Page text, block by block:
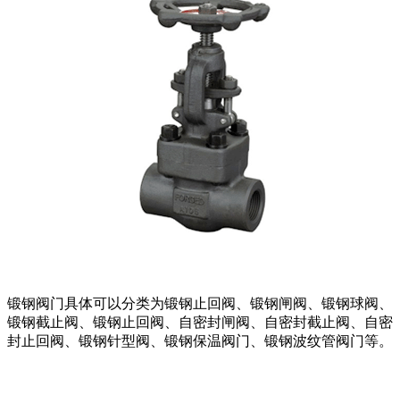
锻钢阀门具体可以分类为锻钢止回阀、锻钢闸阀、锻钢球阀、
锻钢截止阀、锻钢止回阀、自密封闸阀、自密封截止阀、自密
封止回阀、锻钢针型阀、锻钢保温阀门、锻钢波纹管阀门等。